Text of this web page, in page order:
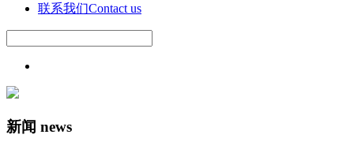
联系我们Contact us
新闻 news